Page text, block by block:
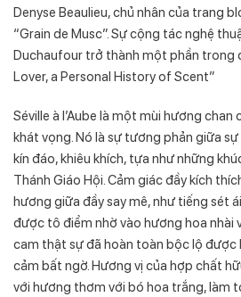
Denyse Beaulieu, chủ nhân của trang
“Grain de Musc”. Sự cộng tác nghệ
Duchaufour trở thành một phần trong
Lover, a Personal History of Scent”
Séville à l’Aube là một mùi hương chan
khát vọng. Nó là sự tương phản giữa
kín đáo, khiêu khích, tựa như những
Thánh Giáo Hội. Cảm giác đầy kích
hương giữa đầy say mê, như tiếng sét
được tô điểm nhờ vào hương hoa nhài
cam thật sự đã hoàn toàn bộc lộ được
cảm bất ngờ. Hương vị của hợp chất
với hương thơm với bó hoa trắng, làm